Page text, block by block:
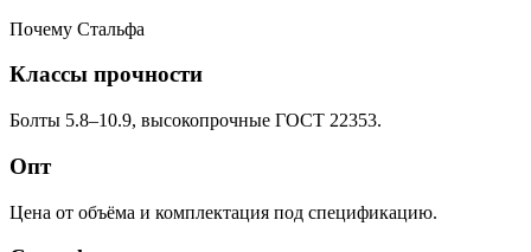
Почему Стальфа
Классы прочности
Болты 5.8–10.9, высокопрочные ГОСТ 22353.
Опт
Цена от объёма и комплектация под спецификацию.